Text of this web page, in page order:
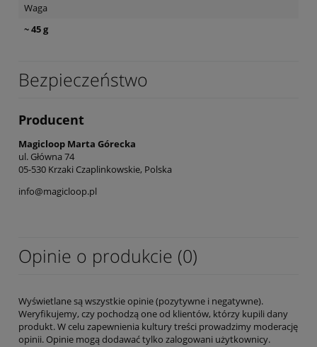
Waga
~ 45 g
Bezpieczeństwo
Producent
Magicloop Marta Górecka
ul. Główna 74
05-530 Krzaki Czaplinkowskie, Polska
info@magicloop.pl
Opinie o produkcie (0)
Wyświetlane są wszystkie opinie (pozytywne i negatywne).
Weryfikujemy, czy pochodzą one od klientów, którzy kupili dany
produkt. W celu zapewnienia kultury treści prowadzimy moderację
opinii. Opinie mogą dodawać tylko zalogowani użytkownicy.